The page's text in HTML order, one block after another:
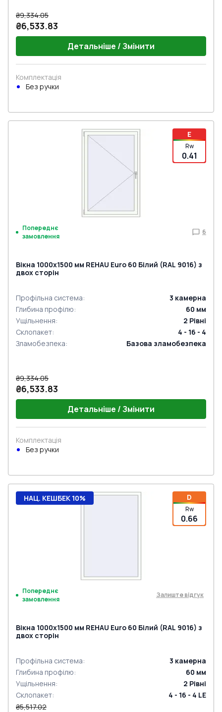
₴9,334.05
₴6,533.83
Детальніше / Змінити
Комплектація
Без ручки
E
Rw
0.41
Попереднє
замовлення
6
Вікна 1000x1500 мм REHAU Euro 60 Білий (RAL 9016) з
двох сторін
Профільна система: 3 камерна
Глибина профілю: 60 мм
Ущільнення: 2 Рівні
Склопакет:
4 - 16 - 4
Зламобезпека: Базова зламобезпека
₴9,334.05
₴6,533.83
Детальніше / Змінити
Комплектація
Без ручки
D
Rw
0.66
НАЦ. КЕШБЕК 10%
Попереднє
замовлення
Залиште відгук
Вікна 1000x1500 мм REHAU Euro 60 Білий (RAL 9016) з
двох сторін
Профільна система: 3 камерна
Глибина профілю: 60 мм
Ущільнення: 2 Рівні
Склопакет:
4 - 16 - 4 LE
₴5,517.02